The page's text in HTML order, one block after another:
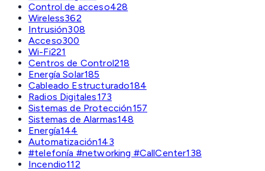
Control de acceso428
Wireless362
Intrusión308
Acceso300
Wi-Fi221
Centros de Control218
Energía Solar185
Cableado Estructurado184
Radios Digitales173
Sistemas de Protección157
Sistemas de Alarmas148
Energía144
Automatización143
#telefonía #networking #CallCenter138
Incendio112